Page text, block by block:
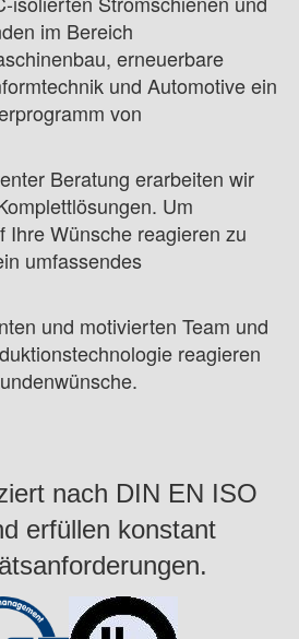
zu Gindre.com)
im Bereich
erneuerbare
und Automotive ein
von
Beratung erarbeiten wir
Um
Ihre Wünsche reagieren zu
umfassendes
und motivierten Team und
reagieren
nach DIN EN ISO
erfüllen konstant